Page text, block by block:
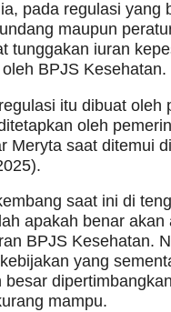
pada regulasi yang
maupun
tunggakan iuran
BPJS Kesehatan.
itu dibuat oleh
oleh
Meryta saat ditemui
saat ini di
apakah benar akan
BPJS Kesehatan.
yang
besar
mampu.